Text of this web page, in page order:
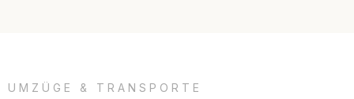
UMZÜGE & TRANSPORTE